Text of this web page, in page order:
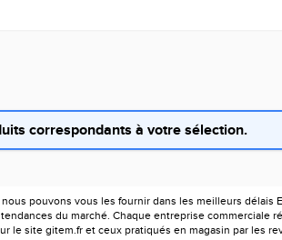
correspondants à votre sélection.
pouvons vous les fournir dans les meilleurs
du marché. Chaque entreprise commerciale
site gitem.fr et ceux pratiqués en magasin par les